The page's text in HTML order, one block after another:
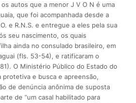
autos que a menor J V O N é uma
que foi acompanhada desde a
e R.N.S. e entregue a eles pela sua
seu nascimento, os quais
ainda no consulado brasileiro, em
(fls. 53-54), e ratificaram o
O Ministério Público do Estado do
protetiva e busca e apreensão,
de denúncia anônima de suposta
de “um casal habilitado para